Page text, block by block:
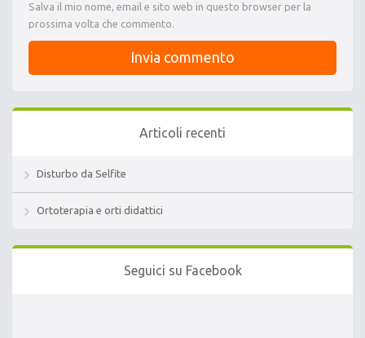
Salva il mio nome, email e sito web in questo browser per la
prossima volta che commento.
Articoli recenti
Disturbo da Selfite
Ortoterapia e orti didattici
Seguici su Facebook